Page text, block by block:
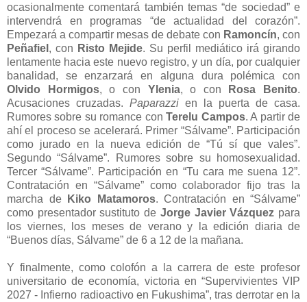
ocasionalmente comentará también temas “de sociedad” e
intervendrá en programas “de actualidad del corazón”.
Empezará a compartir mesas de debate con Ramoncín, con
Peñafiel , con Risto Mejide. Su perfil mediático irá girando
lentamente hacia este nuevo registro, y un día, por cualquier
banalidad, se enzarzará en alguna dura polémica con
Olvido Hormigos, o con Ylenia, o con Rosa Benito.
Acusaciones cruzadas. Paparazzi en la puerta de casa.
Rumores sobre su romance conTerelu Campos. A partir de
ahí el proceso se acelerará. Primer “Sálvame”. Participación
como jurado en la nueva edición de “Tú sí que vales”.
Segundo “Sálvame”. Rumores sobre su homosexualidad.
Tercer “Sálvame”. Participación en “Tu cara me suena 12”.
Contratación en “Sálvame” como colaborador fijo tras la
marcha de
Kiko Matamoros. Contratación en “Sálvame”
como presentador sustituto de Jorge Javier Vázquez para
los viernes, los meses de verano y la edición diaria de
“Buenos días, Sálvame” de 6 a 12 de la mañana.
Y finalmente, como colofón a la carrera de este profesor
universitario de economía, victoria en “Supervivientes VIP
2027 - Infierno radioactivo en Fukushima”, tras derrotar en la